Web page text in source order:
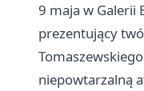
9 maja w Galerii
prezentujący
niepowtarzalną